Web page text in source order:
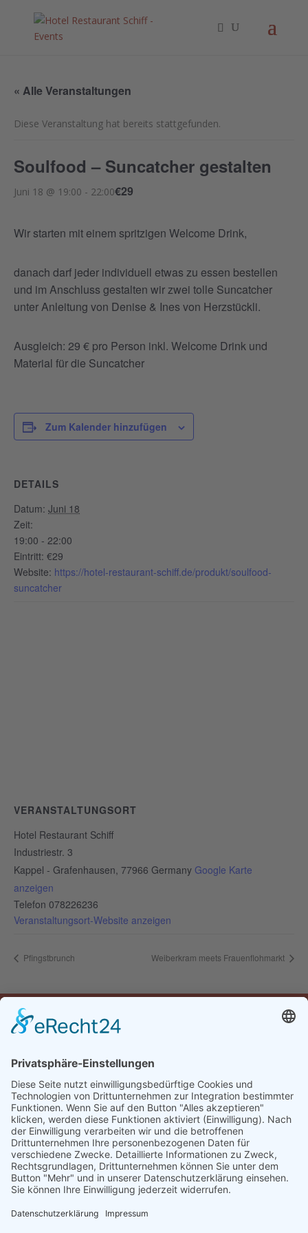
« Alle Veranstaltungen
Diese Veranstaltung hat bereits stattgefunden.
Soulfood – Suncatcher gestalten
Juni 18 @ 19:00 - 22:00€29
Wir starten mit einem spritzigen Welcome Drink,
danach darf jeder individuell etwas zu essen bestellen
und im Anschluss gestalten wir zwei tolle Suncatcher
unter Anleitung von Denise & Ines von Herzstückli.
Ausgleich: 29 € pro Person inkl. Welcome Drink und
Material für die Suncatcher
Zum Kalender hinzufügen
DETAILS
Datum: Juni 18
Zeit:
19:00 - 22:00
Eintritt: €29
Website: https://hotel-restaurant-schiff.de/produkt/soulfood-
suncatcher
VERANSTALTUNGSORT
Hotel Restaurant Schiff
Industriestr. 3
Kappel - Grafenhausen, 77966 Germany Google Karte
anzeigen
Telefon 078226236
Veranstaltungsort-Website anzeigen
Pfingstbrunch Weiberkram meets Frauenflohmarkt
Öffnungszeiten
16:30-22:00 Uhr
Dienstag bis Samstag:
10:30-14:00 & 16:30-22:00 Uhr
Sonntag:
10:00-14:00 & 16:30-22:00 Uhr
Impressum & Datenschutz